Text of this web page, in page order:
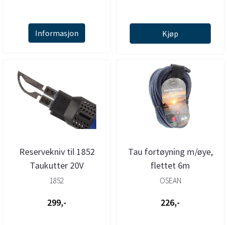
Informasjon Kjøp
Reservekniv til 1852
Taukutter 20V
1852
299,-
Tau fortøyning m/øye,
flettet 6m
OSEAN
226,-